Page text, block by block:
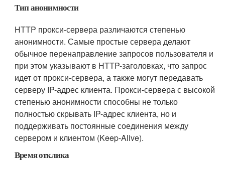
Тип анонимности
HTTP прокси-сервера различаются степенью
анонимности. Самые простые сервера делают
обычное перенаправление запросов пользователя и
при этом указывают в HTTP-заголовках, что запрос
идет от прокси-сервера, а также могут передавать
серверу IP-адрес клиента. Прокси-сервера с высокой
степенью анонимности способны не только
полностью скрывать IP-адрес клиента, но и
поддерживать постоянные соединения между
сервером и клиентом (Keep-Alive).
Время отклика